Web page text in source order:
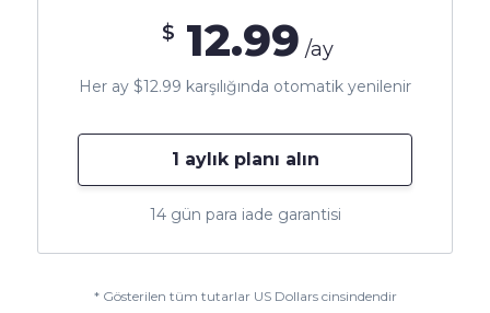
$ 12.99 /ay
Her ay $12.99 karşılığında otomatik yenilenir
1 aylık planı alın
14 gün para iade garantisi
* Gösterilen tüm tutarlar US Dollars cinsindendir